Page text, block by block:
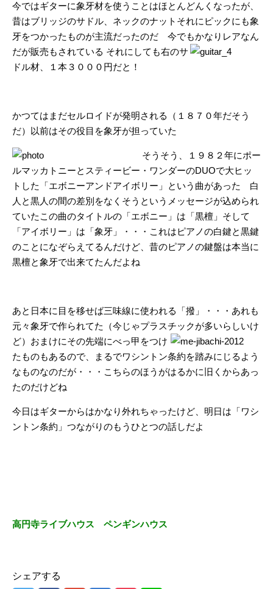
今ではギターに象牙材を使うことはほとんどんくなったが、
昔はブリッジのサドル、ネックのナットそれにピックにも象
牙をつかったものが主流だったのだ 今でもかなりレアなん
だが販売もされている それにしても右のサ
ドル材、１本３０００円だと！
かつてはまだセルロイドが発明される（１８７０年だそう
だ）以前はその役目を象牙が担っていた
そうそう、１９８２年にポー
ルマッカトニーとスティービー・ワンダーのDUOで大ヒッ
トした「エボニーアンドアイボリー」という曲があった 白
人と黒人の間の差別をなくそうというメッセージが込められ
ていたこの曲のタイトルの「エボニー」は「黒檀」そして
「アイボリー」は「象牙」・・・これはピアノの白鍵と黒鍵
のことになぞらえてるんだけど、昔のピアノの鍵盤は本当に
黒檀と象牙で出来てたんだよね
あと日本に目を移せば三味線に使われる「撥」・・・あれも
元々象牙で作られてた（今じゃプラスチックが多いらしいけ
ど）おまけにその先端にべっ甲をつけ
たものもあるので、まるでワシントン条約を踏みにじるよう
なものなのだが・・・こちらのほうがはるかに旧くからあっ
たのだけどね
今日はギターからはかなり外れちゃったけど、明日は「ワシ
ントン条約」つながりのもうひとつの話しだよ
高円寺ライブハウス ペンギンハウス
シェアする